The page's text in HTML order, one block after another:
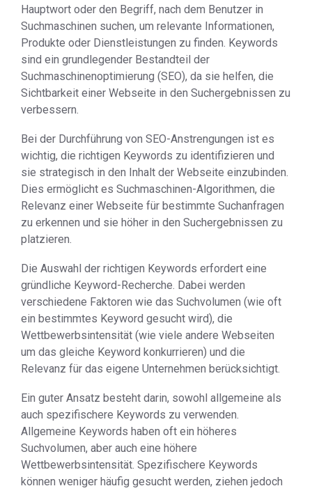
Hauptwort oder den Begriff, nach dem Benutzer in
Suchmaschinen suchen, um relevante Informationen,
Produkte oder Dienstleistungen zu finden. Keywords
sind ein grundlegender Bestandteil der
Suchmaschinenoptimierung (SEO), da sie helfen, die
Sichtbarkeit einer Webseite in den Suchergebnissen zu
verbessern.
Bei der Durchführung von SEO-Anstrengungen ist es
wichtig, die richtigen Keywords zu identifizieren und
sie strategisch in den Inhalt der Webseite einzubinden.
Dies ermöglicht es Suchmaschinen-Algorithmen, die
Relevanz einer Webseite für bestimmte Suchanfragen
zu erkennen und sie höher in den Suchergebnissen zu
platzieren.
Die Auswahl der richtigen Keywords erfordert eine
gründliche Keyword-Recherche. Dabei werden
verschiedene Faktoren wie das Suchvolumen (wie oft
ein bestimmtes Keyword gesucht wird), die
Wettbewerbsintensität (wie viele andere Webseiten
um das gleiche Keyword konkurrieren) und die
Relevanz für das eigene Unternehmen berücksichtigt.
Ein guter Ansatz besteht darin, sowohl allgemeine als
auch spezifischere Keywords zu verwenden.
Allgemeine Keywords haben oft ein höheres
Suchvolumen, aber auch eine höhere
Wettbewerbsintensität. Spezifischere Keywords
können weniger häufig gesucht werden, ziehen jedoch